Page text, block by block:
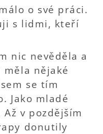
o své práci.
s lidmi, kteří
nic nevěděla a
měla nějaké
se tím
Jako mladé
v pozdějším
donutily